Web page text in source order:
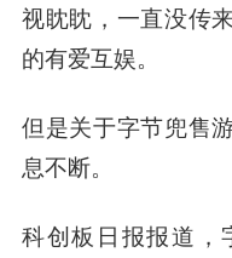
视眈眈，一直没传
的有爱互娱。
但是关于字节兜售
息不断。
科创板日报报道，